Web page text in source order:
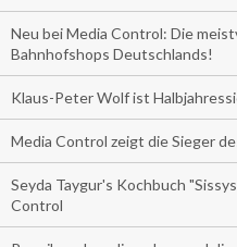
Neu bei Media Control: Die
Bahnhofshops Deutschlands!
Klaus-Peter Wolf ist
Media Control zeigt die Sieger
Seyda Taygur's Kochbuch
Control